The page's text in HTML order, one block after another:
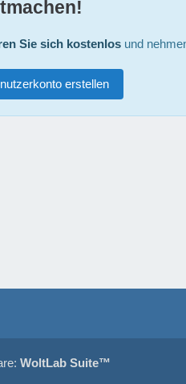
Sie sich kostenlosund
erstellen
WoltLab Suite™